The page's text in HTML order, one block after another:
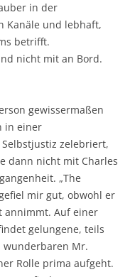
in der
Kanäle und lebhaft,
betrifft.
nicht mit an Bord.
gewissermaßen
in einer
zelebriert,
dann nicht mit Charles
„The
mir gut, obwohl er
annimmt. Auf einer
gelungene, teils
Mr.
Rolle prima aufgeht.